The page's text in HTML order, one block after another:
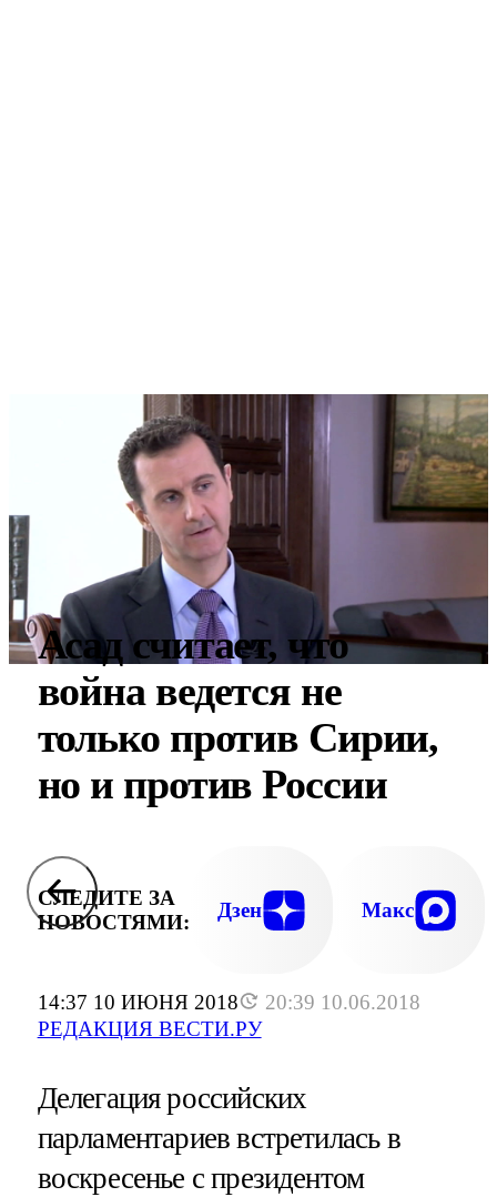
14:37 10 ИЮНЯ 2018
20:39 10.06.2018
РЕДАКЦИЯ ВЕСТИ.РУ
Асад считает, что
война ведется не
только против Сирии,
но и против России
СЛЕДИТЕ ЗА
НОВОСТЯМИ:
Дзен Макс
Делегация российских
парламентариев встретилась в
воскресенье с президентом